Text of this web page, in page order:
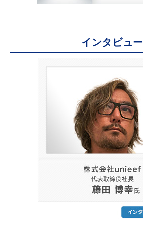
インタビュー